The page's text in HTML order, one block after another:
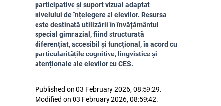
participative și suport vizual adaptat
nivelului de înțelegere al elevilor. Resursa
estedestinată utilizării în învățământul
special gimnazial , fiind structurată
diferențiat, accesibil și funcțional, în acord cu
particularitățile cognitive, lingvistice și
atenționale ale elevilor cu CES.
Published on 03 February 2026, 08:59:29.
Modified on 03 February 2026, 08:59:42.